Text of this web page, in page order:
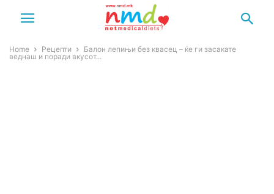
Home Рецепти
Балон лепињи без квасец – ќе ги засакате
веднаш и поради вкусот...